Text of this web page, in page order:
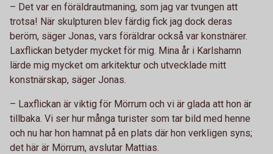
– Det var en föräldrautmaning, som jag var tvungen att
trotsa! När skulpturen blev färdig fick jag dock deras
beröm, säger Jonas, vars föräldrar också var konstnärer.
Laxflickan betyder mycket för mig. Mina år i Karlshamn
lärde mig mycket om arkitektur och utvecklade mitt
konstnärskap, säger Jonas.
– Laxflickan är viktig för Mörrum och vi är glada att hon är
tillbaka. Vi ser hur många turister som tar bild med henne
och nu har hon hamnat på en plats där hon verkligen syns;
det här är Mörrum, avslutar Mattias.